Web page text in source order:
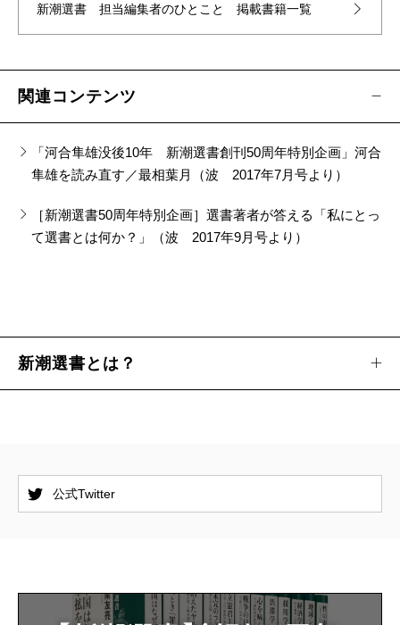
新潮選書 担当編集者のひとこと 掲載書籍一覧
関連コンテンツ
「河合隼雄没後10年 新潮選書創刊50周年特別企画」河合
隼雄を読み直す／最相葉月（波 2017年7月号より）
［新潮選書50周年特別企画］選書著者が答える「私にとっ
て選書とは何か？」（波 2017年9月号より）
新潮選書とは？
公式Twitter